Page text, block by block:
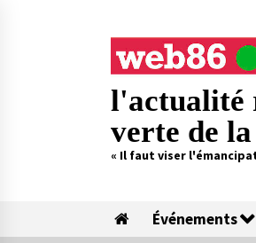
l'actualité
verte de
« Il faut viser
Événements